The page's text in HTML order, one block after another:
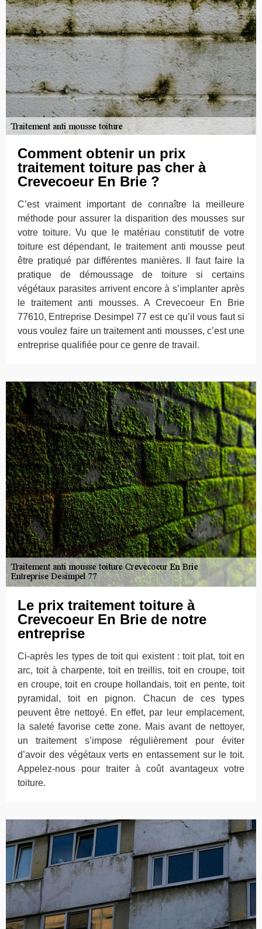
Comment obtenir un prix
traitement toiture pas cher à
Crevecoeur En Brie ?
C’est vraiment important de connaître la meilleure
méthode pour assurer la disparition des mousses sur
votre toiture. Vu que le matériau constitutif de votre
toiture est dépendant, le traitement anti mousse peut
être pratiqué par différentes manières. Il faut faire la
pratique de démoussage de toiture si certains
végétaux parasites arrivent encore à s’implanter après
le traitement anti mousses. A Crevecoeur En Brie
77610, Entreprise Desimpel 77 est ce qu’il vous faut si
vous voulez faire un traitement anti mousses, c’est une
entreprise qualifiée pour ce genre de travail.
Le prix traitement toiture à
Crevecoeur En Brie de notre
entreprise
Ci-après les types de toit qui existent : toit plat, toit en
arc, toit à charpente, toit en treillis, toit en croupe, toit
en croupe, toit en croupe hollandais, toit en pente, toit
pyramidal, toit en pignon. Chacun de ces types
peuvent être nettoyé. En effet, par leur emplacement,
la saleté favorise cette zone. Mais avant de nettoyer,
un traitement s’impose régulièrement pour éviter
d’avoir des végétaux verts en entassement sur le toit.
Appelez-nous pour traiter à coût avantageux votre
toiture.